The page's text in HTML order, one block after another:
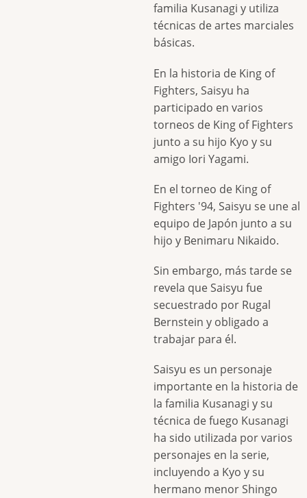
familia Kusanagi y utiliza
técnicas de artes marciales
básicas.
En la historia de King of
Fighters, Saisyu ha
participado en varios
torneos de King of Fighters
junto a su hijo Kyo y su
amigo Iori Yagami.
En el torneo de King of
Fighters '94, Saisyu se une al
equipo de Japón junto a su
hijo y Benimaru Nikaido.
Sin embargo, más tarde se
revela que Saisyu fue
secuestrado por Rugal
Bernstein y obligado a
trabajar para él.
Saisyu es un personaje
importante en la historia de
la familia Kusanagi y su
técnica de fuego Kusanagi
ha sido utilizada por varios
personajes en la serie,
incluyendo a Kyo y su
hermano menor Shingo